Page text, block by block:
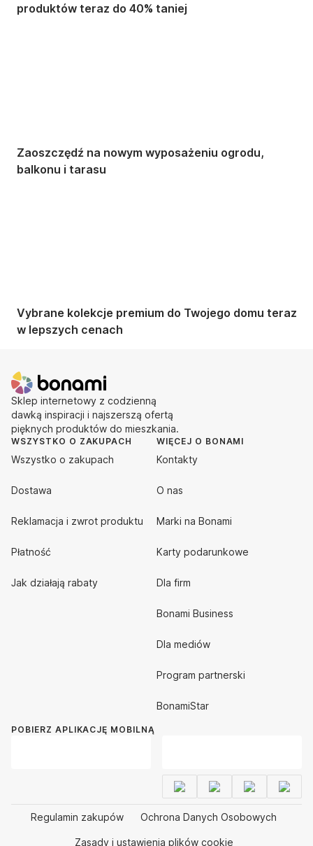
produktów teraz do 40% taniej
Zaoszczędź na nowym wyposażeniu ogrodu,
balkonu i tarasu
Vybrane kolekcje premium do Twojego domu teraz
w lepszych cenach
Sklep internetowy z codzienną
dawką inspiracji i najszerszą ofertą
pięknych produktów do mieszkania.
WSZYSTKO O ZAKUPACH
Wszystko o zakupach
Dostawa
Reklamacja i zwrot produktu
Płatność
Jak działają rabaty
WIĘCEJ O BONAMI
Kontakty
O nas
Marki na Bonami
Karty podarunkowe
Dla firm
Bonami Business
Dla mediów
Program partnerski
BonamiStar
POBIERZ APLIKACJĘ MOBILNĄ
Regulamin zakupów Ochrona Danych Osobowych
Zasady i ustawienia plików cookie